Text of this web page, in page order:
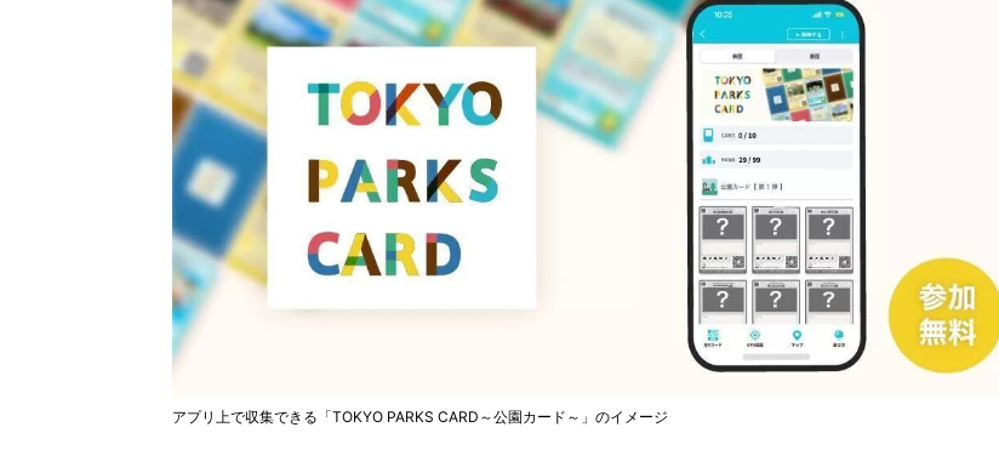
アプリ上で収集できる「TOKYO PARKS CARD～公園カード～」のイメージ